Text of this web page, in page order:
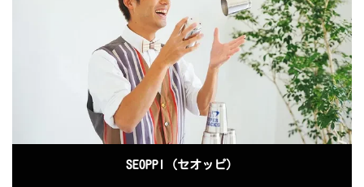
SEOPPI（セオッピ）